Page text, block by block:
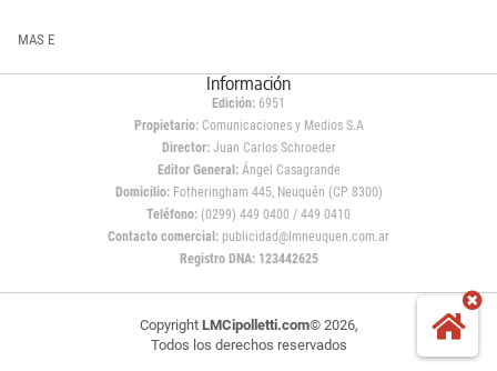
MAS E
Información
Edición: 6951
Propietario:Comunicaciones y Medios S.A
Director: Juan Carlos Schroeder
Editor General:Ángel Casagrande
Domicilio:Fotheringham 445, Neuquén (CP 8300)
Teléfono: (0299) 449 0400 / 449 0410
Contacto comercial: publicidad@lmneuquen.com.ar
Registro DNA: 123442625
Copyright LMCipolletti.com© 2026,
Todos los derechos reservados